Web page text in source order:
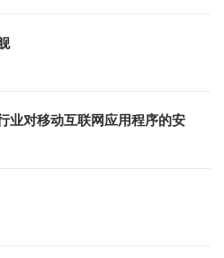
业对移动互联网应用程序的安